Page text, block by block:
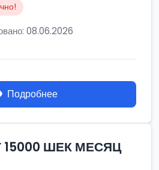
08.06.2026
Подробнее
ШЕК МЕСЯЦ